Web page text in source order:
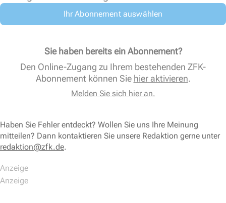
Ihr Abonnement auswählen
Sie haben bereits ein Abonnement?
Den Online-Zugang zu Ihrem bestehenden ZFK-
Abonnement können Sie hier aktivieren.
Melden Sie sich hier an.
Haben Sie Fehler entdeckt? Wollen Sie uns Ihre Meinung
mitteilen? Dann kontaktieren Sie unsere Redaktion gerne unter
redaktion@zfk.de.